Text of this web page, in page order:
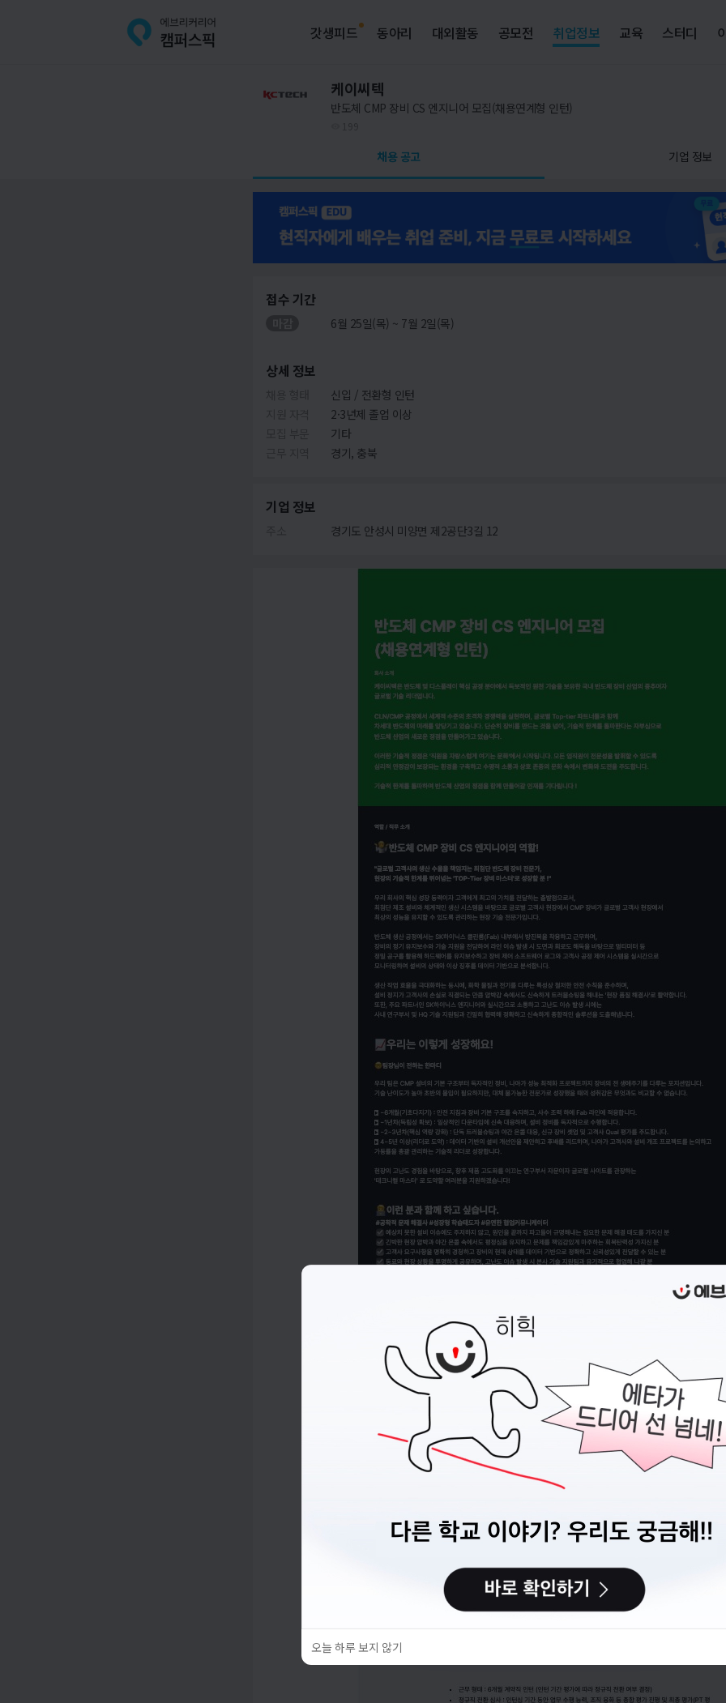
갓생피드 동아리 대외활동 공모전 취업정보 교육 스터디
케이씨텍
반도체 CMP 장비 CS 엔지니어 모집(채용연계형 인턴)
채용 공고 기업 정보
접수 기간
6월 25일(목) ~ 7월 2일(목)
상세 정보
신입 / 전환형 인턴
2·3년제 졸업 이상
기타
경기, 충북
기업 정보
경기도 안성시 미양면 제2공단3길 12
지원 전에,이력서 부터 준비하세요
캠퍼스픽에서 이력서를 만들고 관리할 수 있어요.
이력서 만들기
다음에 할게요
오늘 하루 보지 않기